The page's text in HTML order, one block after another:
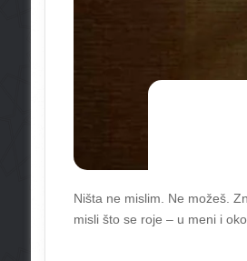
Ništa ne mislim. Ne možeš.
misli što se roje – u meni i